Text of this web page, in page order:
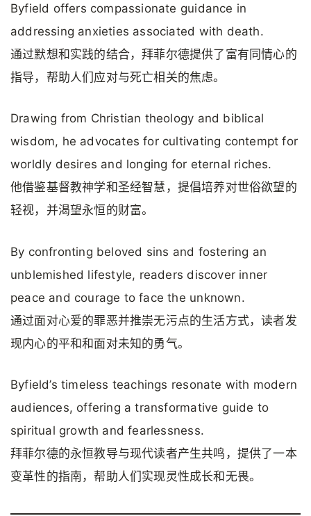
Byfield offers compassionate guidance in
addressing anxieties associated with death.
通过默想和实践的结合，拜菲尔德提供了富有同情心的
指导，帮助人们应对与死亡相关的焦虑。
Drawing from Christian theology and biblical
wisdom, he advocates for cultivating contempt for
worldly desires and longing for eternal riches.
他借鉴基督教神学和圣经智慧，提倡培养对世俗欲望的
轻视，并渴望永恒的财富。
By confronting beloved sins and fostering an
unblemished lifestyle, readers discover inner
peace and courage to face the unknown.
通过面对心爱的罪恶并推崇无污点的生活方式，读者发
现内心的平和和面对未知的勇气。
Byfield’s timeless teachings resonate with modern
audiences, offering a transformative guide to
spiritual growth and fearlessness.
拜菲尔德的永恒教导与现代读者产生共鸣，提供了一本
变革性的指南，帮助人们实现灵性成长和无畏。